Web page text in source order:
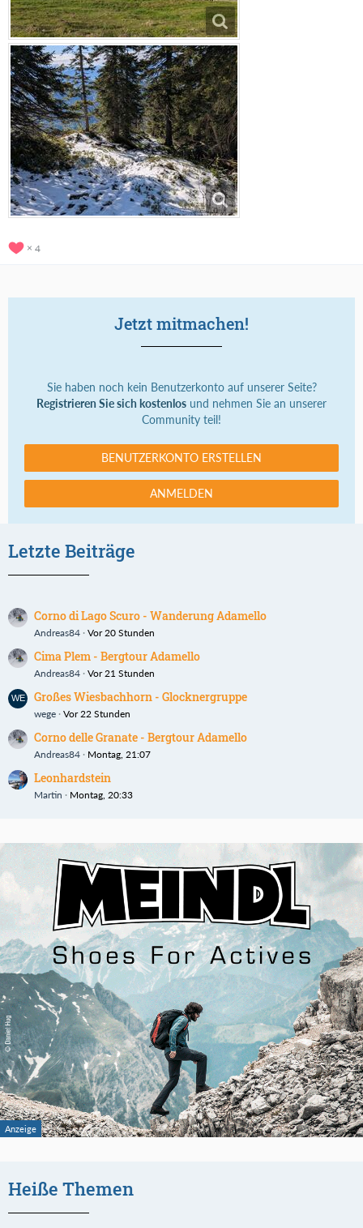
4
Jetzt mitmachen!
Sie haben noch kein Benutzerkonto auf unserer Seite?
Registrieren Sie sich kostenlos und nehmen Sie an unserer
Community teil!
BENUTZERKONTO ERSTELLEN
ANMELDEN
Letzte Beiträge
Corno di Lago Scuro - Wanderung Adamello
Andreas84 Vor 20 Stunden
Cima Plem - Bergtour Adamello
Andreas84 Vor 21 Stunden
Großes Wiesbachhorn - Glocknergruppe
wege Vor 22 Stunden
Corno delle Granate - Bergtour Adamello
Andreas84 Montag, 21:07
Leonhardstein
Martin Montag, 20:33
Heiße Themen